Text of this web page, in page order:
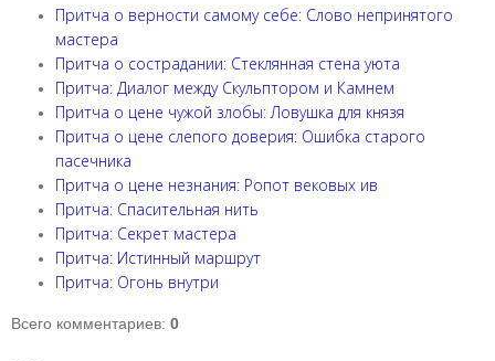
Притча о верности самому себе: Слово непринятого
мастера
Притча о сострадании: Стеклянная стена уюта
Притча: Диалог между Скульптором и Камнем
Притча о цене чужой злобы: Ловушка для князя
Притча о цене слепого доверия: Ошибка старого
пасечника
Притча о цене незнания: Ропот вековых ив
Притча: Спасительная нить
Притча: Секрет мастера
Притча: Истинный маршрут
Притча: Огонь внутри
Всего комментариев: 0